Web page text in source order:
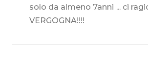
solo da almeno 7anni ... ci
VERGOGNA!!!!